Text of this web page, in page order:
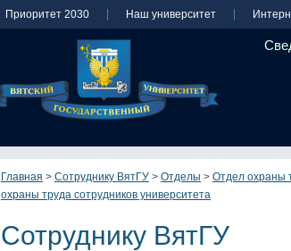
Приоритет 2030 Наш университет
Главная > Сотруднику ВятГУ > Отделы > Отдел охраны
охраны труда сотрудников университета
Сотруднику ВятГУ